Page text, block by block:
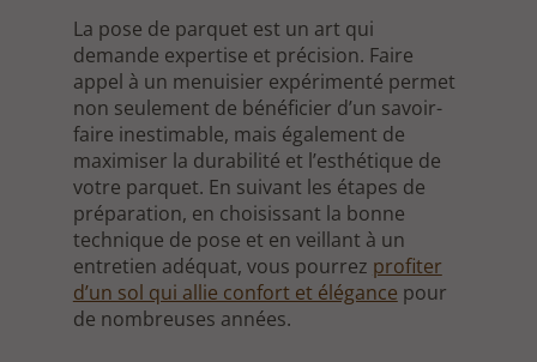
La pose de parquet est un art qui
demande expertise et précision. Faire
appel à un menuisier expérimenté permet
non seulement de bénéficier d’un savoir-
faire inestimable, mais également de
maximiser la durabilité et l’esthétique de
votre parquet. En suivant les étapes de
préparation, en choisissant la bonne
technique de pose et en veillant à un
entretien adéquat, vous pourrez profiter
d’un sol qui allie confort et élégance pour
de nombreuses années.